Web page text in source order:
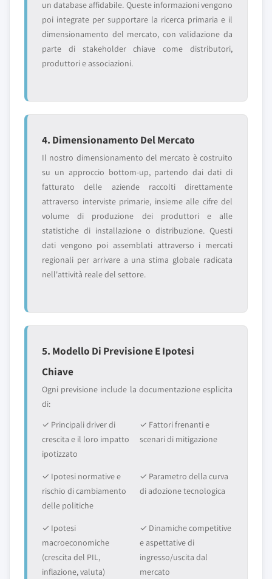
un database affidabile. Queste informazioni vengono
poi integrate per supportare la ricerca primaria e il
dimensionamento del mercato, con validazione da
parte di stakeholder chiave come distributori,
produttori e associazioni.
4. Dimensionamento Del Mercato
Il nostro dimensionamento del mercato è costruito
su un approccio bottom-up, partendo dai dati di
fatturato delle aziende raccolti direttamente
attraverso interviste primarie, insieme alle cifre del
volume di produzione dei produttori e alle
statistiche di installazione o distribuzione. Questi
dati vengono poi assemblati attraverso i mercati
regionali per arrivare a una stima globale radicata
nell'attività reale del settore.
5. Modello Di Previsione E Ipotesi
Chiave
Ogni previsione include la documentazione esplicita
di:
✓ Principali driver di
crescita e il loro impatto
ipotizzato
✓ Fattori frenanti e
scenari di mitigazione
✓ Ipotesi normative e
rischio di cambiamento
delle politiche
✓ Parametro della curva
di adozione tecnologica
✓ Ipotesi
macroeconomiche
(crescita del PIL,
inflazione, valuta)
✓ Dinamiche competitive
e aspettative di
ingresso/uscita dal
mercato